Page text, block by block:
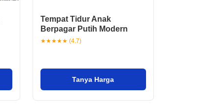
Tempat Tidur Anak
Berpagar Putih Modern
★★★★★ (4.7)
Tanya Harga